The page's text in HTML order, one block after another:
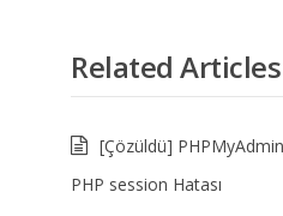
Related Articles
[Çözüldü]
PHP session Hatası